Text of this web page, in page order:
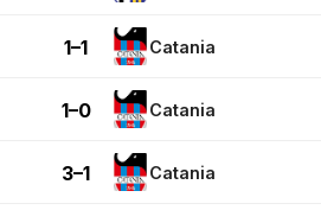
1–1 Catania
1–0 Catania
3–1 Catania